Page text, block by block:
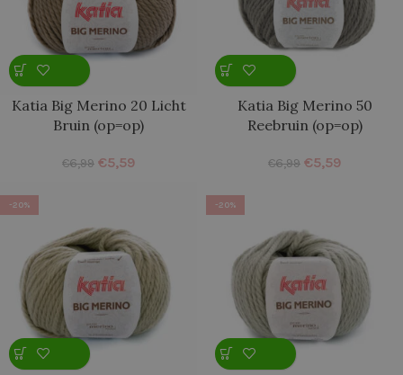
Katia Big Merino 20 Licht
Bruin (op=op)
€6,99 €5,59
Katia Big Merino 50
Reebruin (op=op)
€6,99 €5,59
-20% -20%